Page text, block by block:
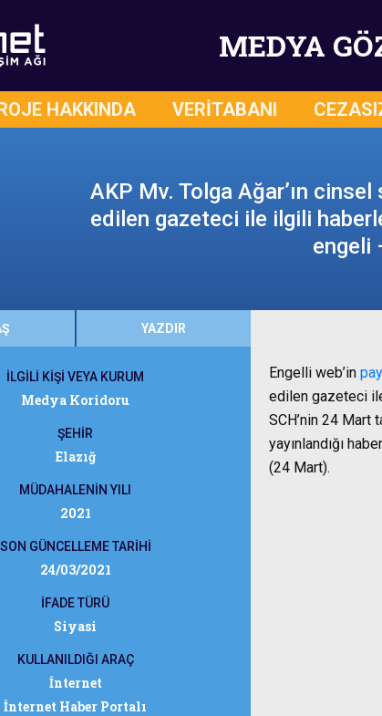
MEDYA
HAKKINDA VERİTABANI
AKP Mv. Tolga Ağar’ın
edilen gazeteci ile ilgili
engeli
YAZDIR
İLGİLİ KİŞİ VEYA KURUM
Medya Koridoru
ŞEHİR
Elazığ
MÜDAHALENİN YILI
2021
SON GÜNCELLEME TARİHİ
24/03/2021
İFADE TÜRÜ
Siyasi
KULLANILDIĞI ARAÇ
İnternet
İnternet Haber Portalı
Engelli web’in
edilen gazeteci
SCH’nin 24 Mart
yayınlandığı
(24 Mart).